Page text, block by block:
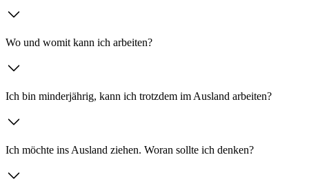
Wo und womit kann ich arbeiten?
Ich bin minderjährig, kann ich trotzdem im Ausland arbeiten?
Ich möchte ins Ausland ziehen. Woran sollte ich denken?